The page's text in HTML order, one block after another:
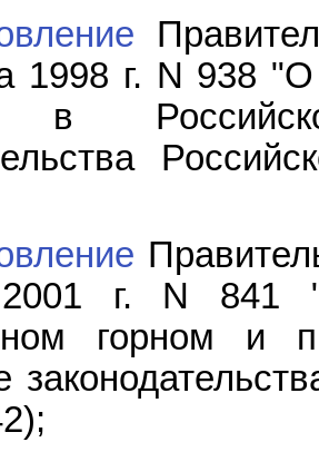
1998 г. N 938
в
2001 г. N 841
горном и